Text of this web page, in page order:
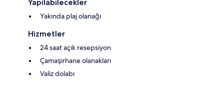
Yapılabilecekler
Yakında plaj olanağı
Hizmetler
24 saat açık resepsiyon
Çamaşırhane olanakları
Valiz dolabı